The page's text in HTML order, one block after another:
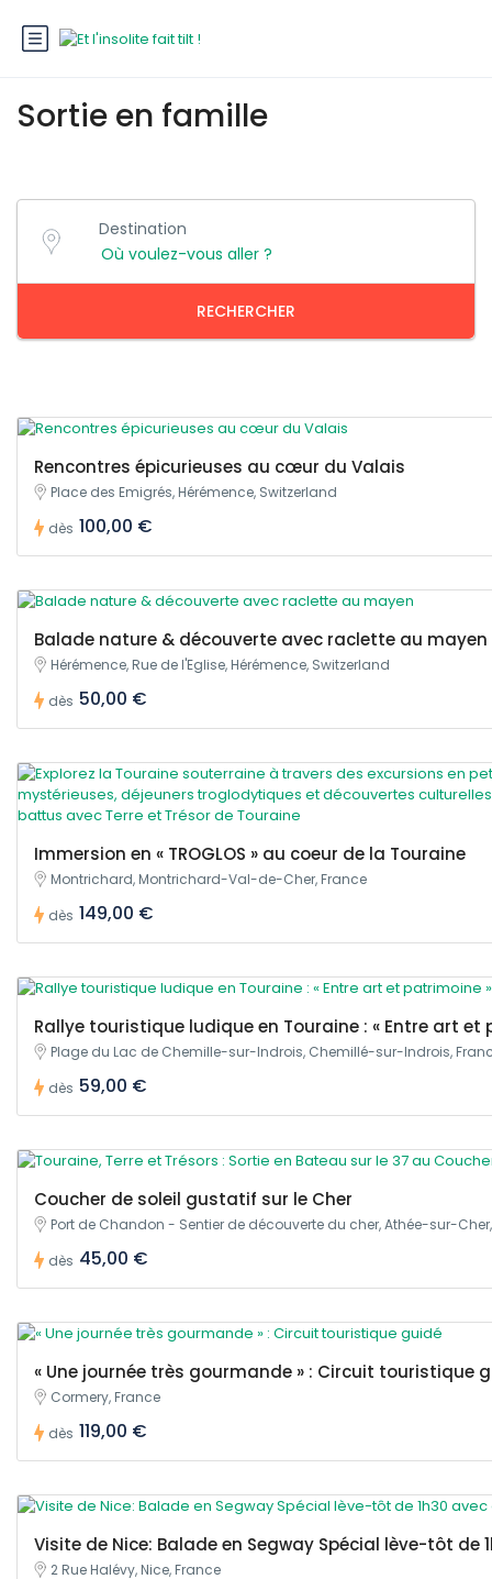
Sortie en famille
Destination
RECHERCHER
Rencontres épicurieuses au cœur du Valais
Place des Emigrés, Hérémence, Switzerland
dès 100,00 €
Balade nature & découverte avec raclette au mayen
Hérémence, Rue de l'Eglise, Hérémence, Switzerland
dès 50,00 €
Immersion en « TROGLOS » au coeur de la Touraine
Montrichard, Montrichard-Val-de-Cher, France
dès 149,00 €
Rallye touristique ludique en Touraine : « Entre art et
Plage du Lac de Chemille-sur-Indrois, Chemillé-sur-Indrois,
dès 59,00 €
Coucher de soleil gustatif sur le Cher
Port de Chandon - Sentier de découverte du cher, Athée-sur-
dès 45,00 €
« Une journée très gourmande » : Circuit touristique
Cormery, France
dès 119,00 €
Visite de Nice: Balade en Segway Spécial lève-tôt de
2 Rue Halévy, Nice, France